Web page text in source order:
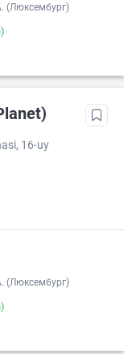
(Люксембург)
16-uy
(Люксембург)